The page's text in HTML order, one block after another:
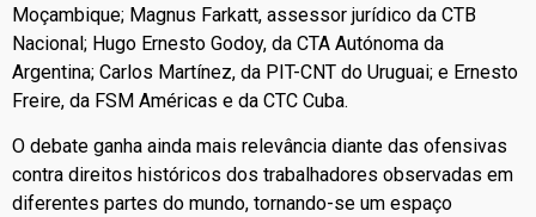
Moçambique; Magnus Farkatt, assessor jurídico da CTB
Nacional; Hugo Ernesto Godoy, da CTA Autónoma da
Argentina; Carlos Martínez, da PIT-CNT do Uruguai; e Ernesto
Freire, da FSM Américas e da CTC Cuba.
O debate ganha ainda mais relevância diante das ofensivas
contra direitos históricos dos trabalhadores observadas em
diferentes partes do mundo, tornando-se um espaço